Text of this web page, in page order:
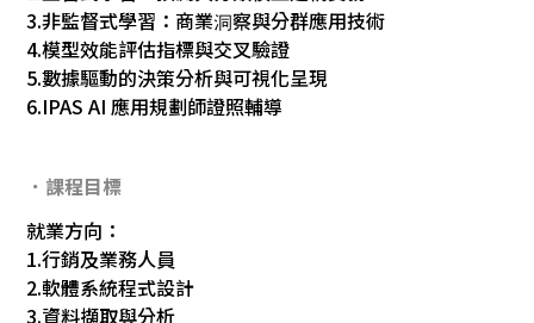
3.非監督式學習：商業洞察與分群應用技術
4.模型效能評估指標與交叉驗證
5.數據驅動的決策分析與可視化呈現
6.IPAS AI 應用規劃師證照輔導
．課程目標
就業方向：
1.行銷及業務人員
2.軟體系統程式設計
3.資料擷取與分析